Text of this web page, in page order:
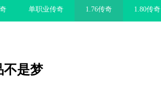
单职业传奇 1.76传奇 1.80传奇
不是梦